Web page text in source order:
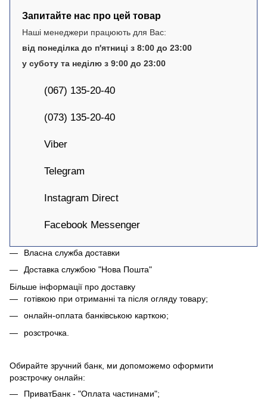
Запитайте нас про цей товар
Наші менеджери працюють для Вас:
від понеділка до п'ятниці з 8:00 до 23:00
у суботу та неділю з 9:00 до 23:00
(067) 135-20-40
(073) 135-20-40
Viber
Telegram
Instagram Direct
Facebook Messenger
Власна служба доставки
Доставка службою "Нова Пошта"
Більше інформації про доставку
готівкою при отриманні та після огляду товару;
онлайн-оплата банківською карткою;
розстрочка.
Обирайте зручний банк, ми допоможемо оформити
розстрочку онлайн:
ПриватБанк - "Оплата частинами";